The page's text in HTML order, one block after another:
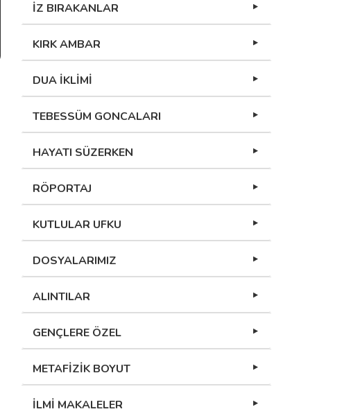
İZ BIRAKANLAR
KIRK AMBAR
DUA İKLİMİ
TEBESSÜM GONCALARI
HAYATI SÜZERKEN
RÖPORTAJ
KUTLULAR UFKU
DOSYALARIMIZ
ALINTILAR
GENÇLERE ÖZEL
METAFİZİK BOYUT
İLMİ MAKALELER